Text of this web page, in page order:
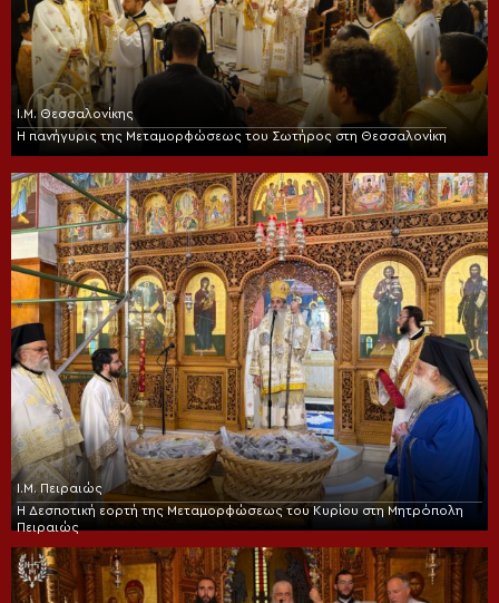
Ι.Μ. Θεσσαλονίκης
Η πανήγυρις της Μεταμορφώσεως του Σωτήρος στη Θεσσαλονίκη
Ι.Μ. Πειραιώς
Η Δεσποτική εορτή της Μεταμορφώσεως του Κυρίου στη Μητρόπολη
Πειραιώς